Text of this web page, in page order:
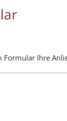
Formular Ihre